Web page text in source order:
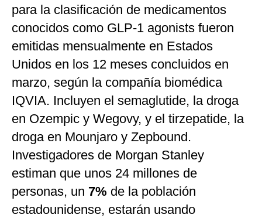
para la clasificación de medicamentos
conocidos como GLP-1 agonists fueron
emitidas mensualmente en Estados
Unidos en los 12 meses concluidos en
marzo, según la compañía biomédica
IQVIA. Incluyen el semaglutide, la droga
en Ozempic y Wegovy, y el tirzepatide, la
droga en Mounjaro y Zepbound.
Investigadores de Morgan Stanley
estiman que unos 24 millones de
personas, un 7% de la población
estadounidense, estarán usando